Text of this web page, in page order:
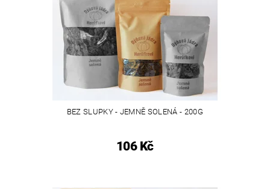
BEZ SLUPKY - JEMNĚ SOLENÁ - 200G
106 Kč